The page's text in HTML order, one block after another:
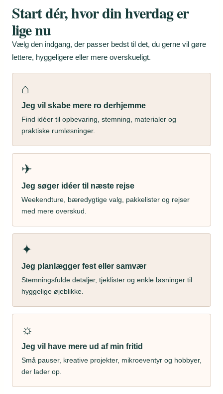
Start dér, hvor din hverdag er
lige nu
Vælg den indgang, der passer bedst til det, du gerne vil gøre
lettere, hyggeligere eller mere overskueligt.
⌂
Jeg vil skabe mere ro derhjemme
Find idéer til opbevaring, stemning, materialer og
praktiske rumløsninger.
✈
Jeg søger idéer til næste rejse
Weekendture, bæredygtige valg, pakkelister og rejser
med mere overskud.
✦
Jeg planlægger fest eller samvær
Stemningsfulde detaljer, tjeklister og enkle løsninger til
hyggelige øjeblikke.
☼
Jeg vil have mere ud af min fritid
Små pauser, kreative projekter, mikroeventyr og hobbyer,
der lader op.